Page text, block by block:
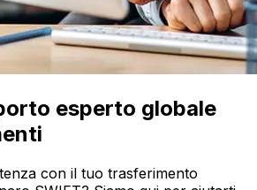
esperto globale
con il tuo trasferimento